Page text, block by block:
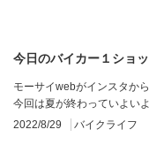
今日のバイカー１ショ
モーサイwebがインスタか
今回は夏が終わっていよい
2022/8/29
バイクライフ